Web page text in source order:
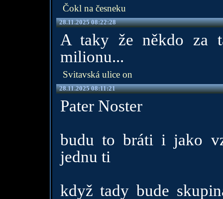
Čokl na česneku
28.11.2025 08:22:28
A taky že někdo za
milionu...
Svitavská ulice on
28.11.2025 08:11:21
Pater Noster
budu to bráti i jako
jednu ti
když tady bude